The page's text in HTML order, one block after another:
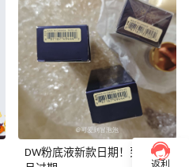
DW粉底液新款日期！到28年3